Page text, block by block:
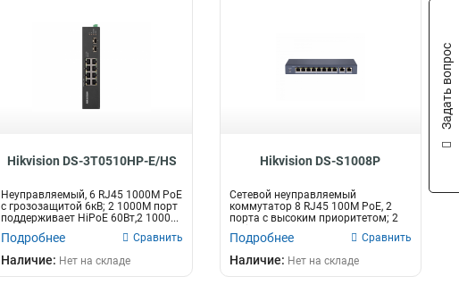
Hikvision DS-3T0510HP-E/HS
Неуправляемый, 6 RJ45 1000M PoE
с грозозащитой 6кВ; 2 1000M порт
поддерживает HiPoE 60Вт,2 1000...
Подробнее Сравнить
Наличие: Нет на складе
Hikvision DS-S1008P
Сетевой неуправляемый
коммутатор 8 RJ45 100M PoE, 2
порта с высоким приоритетом; 2
Uplink порта...
Подробнее Сравнить
Наличие: Нет на складе
Задать вопрос